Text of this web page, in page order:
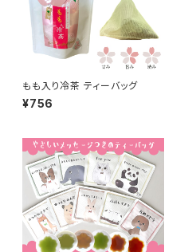
もも入り冷茶 ティーバッグ
¥756